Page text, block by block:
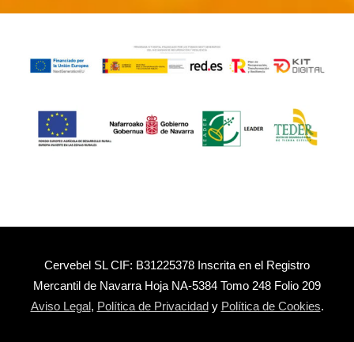
Cervebel SL CIF: B31225378 Inscrita en el Registro
Mercantil de Navarra Hoja NA-5384 Tomo 248 Folio 209
Aviso Legal, Política de Privacidady Política de Cookies.